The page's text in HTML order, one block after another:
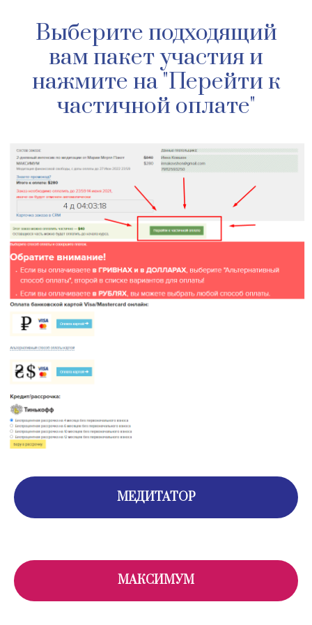
Выберите подходящий
вам пакет участия и
нажмите на "Перейти к
частичной оплате"
МЕДИТАТОР
МАКСИМУМ